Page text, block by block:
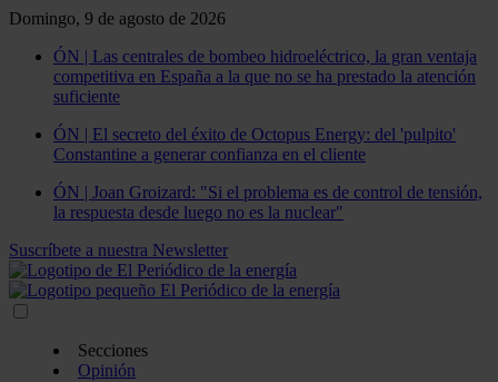
Domingo, 9 de agosto de 2026
ÓN | Las centrales de bombeo hidroeléctrico, la gran ventaja
competitiva en España a la que no se ha prestado la atención
suficiente
ÓN | El secreto del éxito de Octopus Energy: del 'pulpito'
Constantine a generar confianza en el cliente
ÓN | Joan Groizard: "Si el problema es de control de tensión,
la respuesta desde luego no es la nuclear"
Suscríbete a nuestra Newsletter
Secciones
Opinión